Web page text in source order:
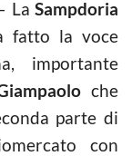
La Sampdoria
fatto la voce
importante
che
parte di
con